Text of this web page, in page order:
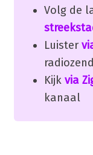
Volg de
Luister
Kijk via
kanaal